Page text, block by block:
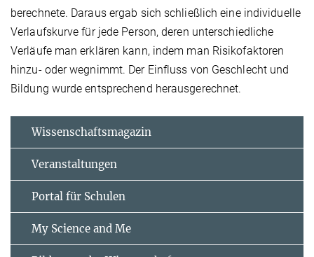
berechnete. Daraus ergab sich schließlich eine individuelle
Verlaufskurve für jede Person, deren unterschiedliche
Verläufe man erklären kann, indem man Risikofaktoren
hinzu- oder wegnimmt. Der Einfluss von Geschlecht und
Bildung wurde entsprechend herausgerechnet.
Wissenschaftsmagazin
Veranstaltungen
Portal für Schulen
My Science and Me